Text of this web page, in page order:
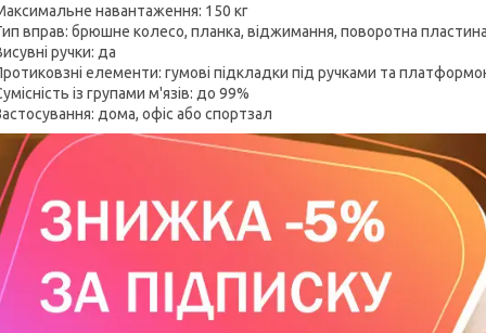
навантаження: 150 кг
вправ: брюшне колесо, планка, віджимання, поворотна
ручки: да
елементи: гумові підкладки під ручками та
із групами м'язів: до 99%
дома, офіс або спортзал